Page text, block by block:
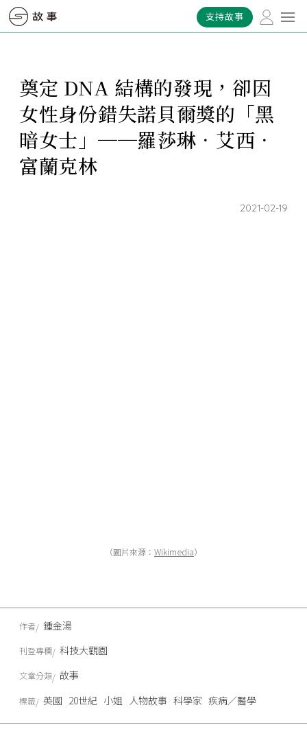
支持故事
奠定 DNA 結構的發現，卻因
女性身份錯失諾貝爾獎的「黑
暗女士」──羅莎琳．艾西．
富蘭克林
2021-02-19
（圖片來源： Wikimedia）
作者 鍾金湯
刊登專欄 科技大觀園
文章分類 故事
標籤 英國 20世紀 小姐 人物故事 科學家 疾病／醫學